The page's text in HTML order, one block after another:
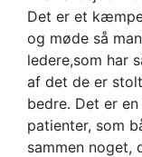
Det er et
og møde så
ledere,som har
af det de er
bedre. Det er
patienter, som
sammen noget,